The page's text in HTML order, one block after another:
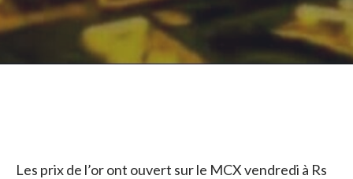
Les prix de l’or ont ouvert sur le MCX vendredi à Rs